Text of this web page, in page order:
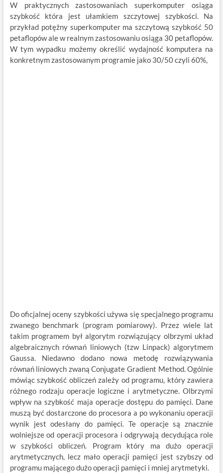
W praktycznych zastosowaniach superkomputer osiąga
szybkość która jest ułamkiem szczytowej szybkości. Na
przykład potężny superkomputer ma szczytową szybkość 50
petaflopów ale w realnym zastosowaniu osiąga 30 petaflopów.
W tym wypadku możemy określić wydajność komputera na
konkretnym zastosowanym programie jako 30/50 czyli 60%,
Do oficjalnej oceny szybkości używa się specjalnego programu
zwanego benchmark (program pomiarowy). Przez wiele lat
takim programem był algorytm rozwiązujący olbrzymi układ
algebraicznych równań liniowych (tzw Linpack) algorytmem
Gaussa. Niedawno dodano nowa metodę rozwiązywania
równań liniowych zwaną Conjugate Gradient Method. Ogólnie
mówiąc szybkość obliczeń zależy od programu, który zawiera
różnego rodzaju operacje logiczne i arytmetyczne. Olbrzymi
wpływ na szybkość maja operacje dostępu do pamięci. Dane
muszą być dostarczone do procesora a po wykonaniu operacji
wynik jest odesłany do pamięci. Te operacje są znacznie
wolniejsze od operacji procesora i odgrywają decydująca role
w szybkości obliczeń. Program który ma dużo operacji
arytmetycznych, lecz mało operacji pamięci jest szybszy od
programu mającego dużo operacji pamięci i mniej arytmetyki.